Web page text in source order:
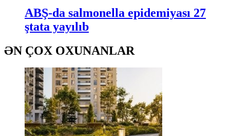
ABŞ-da salmonella epidemiyası 27
ştata yayılıb
ƏN ÇOX OXUNANLAR